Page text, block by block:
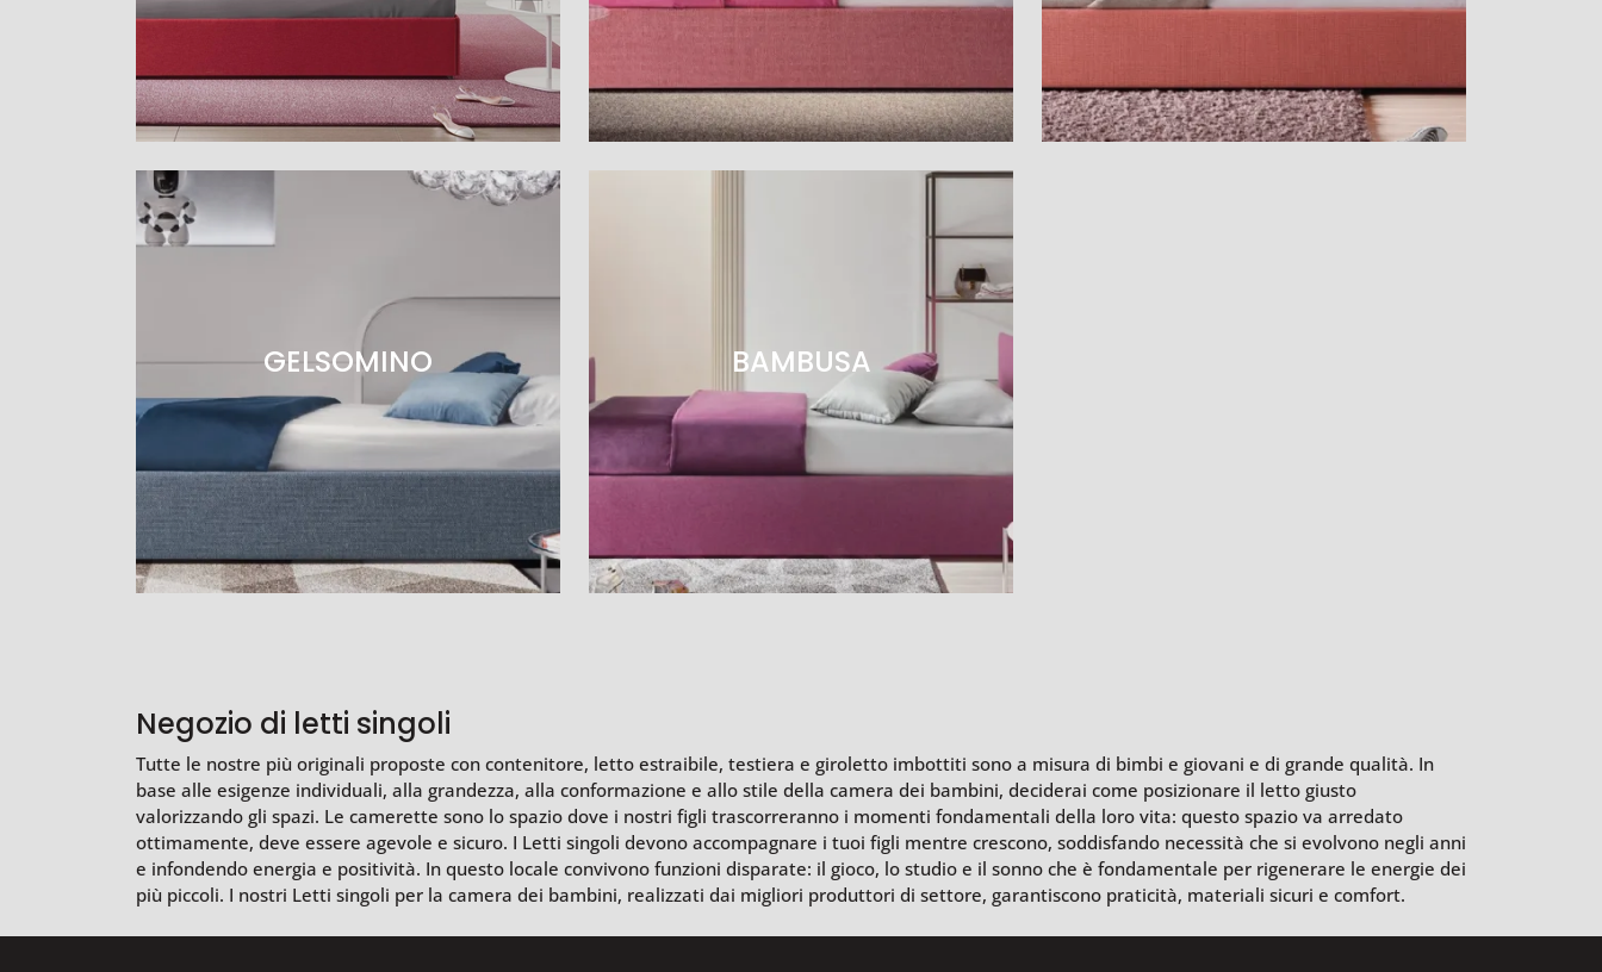
GELSOMINO BAMBUSA
Negozio di letti singoli
Tutte le nostre più originali proposte con contenitore, letto estraibile, testiera e giroletto imbottiti sono a misura di bimbi e giovani e di grande qualità. In
base alle esigenze individuali, alla grandezza, alla conformazione e allo stile della camera dei bambini, deciderai come posizionare il letto giusto
valorizzando gli spazi. Le camerette sono lo spazio dove i nostri figli trascorreranno i momenti fondamentali della loro vita: questo spazio va arredato
ottimamente, deve essere agevole e sicuro. I Letti singoli devono accompagnare i tuoi figli mentre crescono, soddisfando necessità che si evolvono negli anni
e infondendo energia e positività. In questo locale convivono funzioni disparate: il gioco, lo studio e il sonno che è fondamentale per rigenerare le energie dei
più piccoli. I nostri Letti singoli per la camera dei bambini, realizzati dai migliori produttori di settore, garantiscono praticità, materiali sicuri e comfort.